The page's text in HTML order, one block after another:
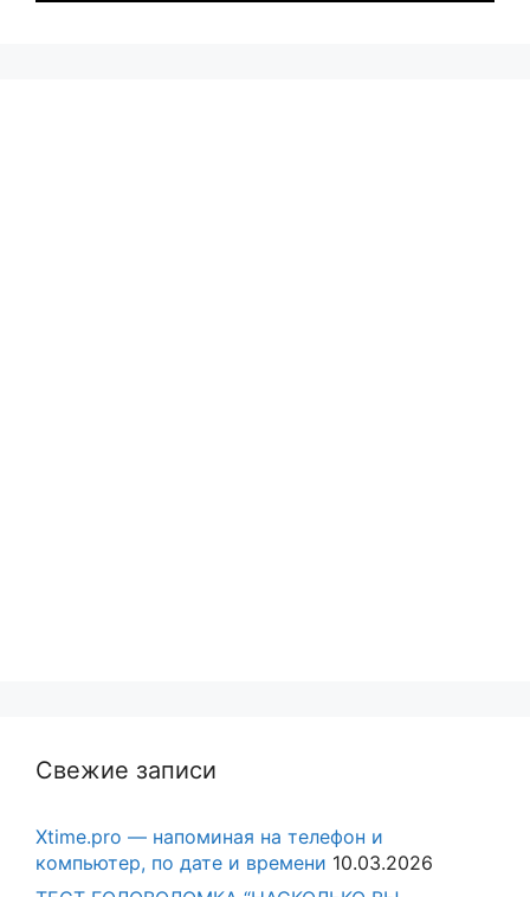
Свежие записи
Xtime.pro — напоминая на телефон и
компьютер, по дате и времени 10.03.2026